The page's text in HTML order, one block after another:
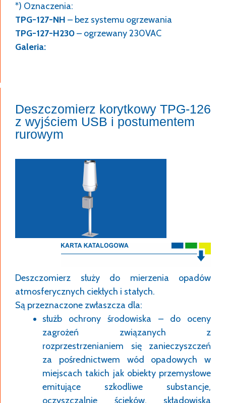
*) Oznaczenia:
TPG-127-NH – bez systemu ogrzewania
TPG-127-H230– ogrzewany 230VAC
Galeria:
Deszczomierz korytkowy TPG-126
z wyjściem USB i postumentem
rurowym
Deszczomierz służy do mierzenia opadów
atmosferycznych ciekłych i stałych.
Są przeznaczone zwłaszcza dla:
służb ochrony środowiska – do oceny
zagrożeń związanych z
rozprzestrzenianiem się zanieczyszczeń
za pośrednictwem wód opadowych w
miejscach takich jak obiekty przemysłowe
emitujące szkodliwe substancje,
oczyszczalnie ścieków, składowiska